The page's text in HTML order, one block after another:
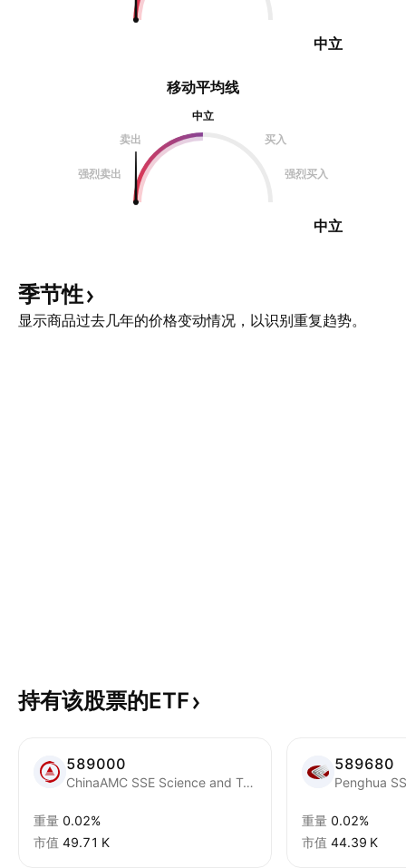
中立
移动平均线
中立
卖出
买入
强烈卖出 强烈买入
中立
季节性
显示商品过去几年的价格变动情况，以识别重复趋势。
持有该股票的ETF
589000
ChinaAMC SSE Science and Technology Innovation Board Composite Index ETF Units
重量 0.02%
市值 ‪49.71 K‬
589680
重量 0.02%
市值 ‪44.39 K‬